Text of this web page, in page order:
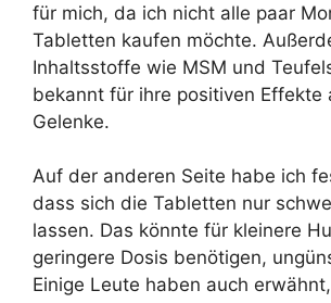
für mich, da ich nicht alle paar
Tabletten kaufen möchte.
Inhaltsstoffe wie MSM und
bekannt für ihre positiven Effekte
Gelenke.
Auf der anderen Seite habe ich
dass sich die Tabletten nur
lassen. Das könnte für kleinere
geringere Dosis benötigen,
Einige Leute haben auch